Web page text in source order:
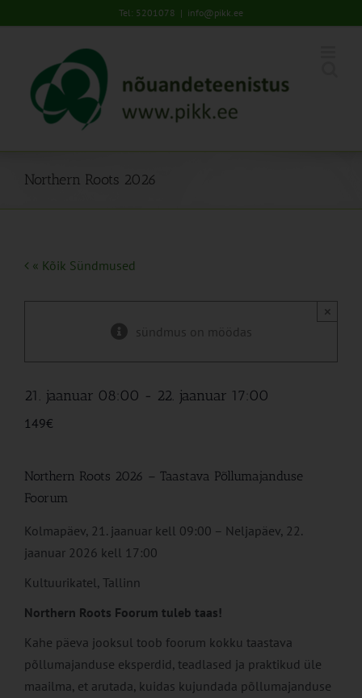
to
Tel: 5201078 | info@pikk.ee
Northern Roots 2026
« Kõik Sündmused
sündmus on möödas
×
21. jaanuar 08:00 - 22. jaanuar 17:00
149€
Northern Roots 2026 – Taastava Põllumajanduse
Foorum
Kolmapäev, 21. jaanuar kell 09:00 – Neljapäev, 22.
jaanuar 2026 kell 17:00
Kultuurikatel, Tallinn
Northern Roots Foorum tuleb taas!
Kahe päeva jooksul toob foorum kokku taastava
põllumajanduse eksperdid, teadlased ja praktikud üle
maailma, et arutada, kuidas kujundada põllumajanduse